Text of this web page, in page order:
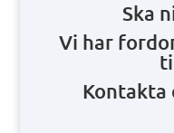
Ska
Vi har
Kontakta